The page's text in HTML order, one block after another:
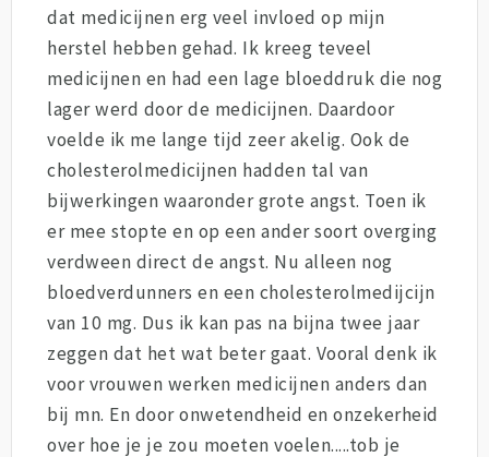
dat medicijnen erg veel invloed op mijn
herstel hebben gehad. Ik kreeg teveel
medicijnen en had een lage bloeddruk die nog
lager werd door de medicijnen. Daardoor
voelde ik me lange tijd zeer akelig. Ook de
cholesterolmedicijnen hadden tal van
bijwerkingen waaronder grote angst. Toen ik
er mee stopte en op een ander soort overging
verdween direct de angst. Nu alleen nog
bloedverdunners en een cholesterolmedijcijn
van 10 mg. Dus ik kan pas na bijna twee jaar
zeggen dat het wat beter gaat. Vooral denk ik
voor vrouwen werken medicijnen anders dan
bij mn. En door onwetendheid en onzekerheid
over hoe je je zou moeten voelen.....tob je